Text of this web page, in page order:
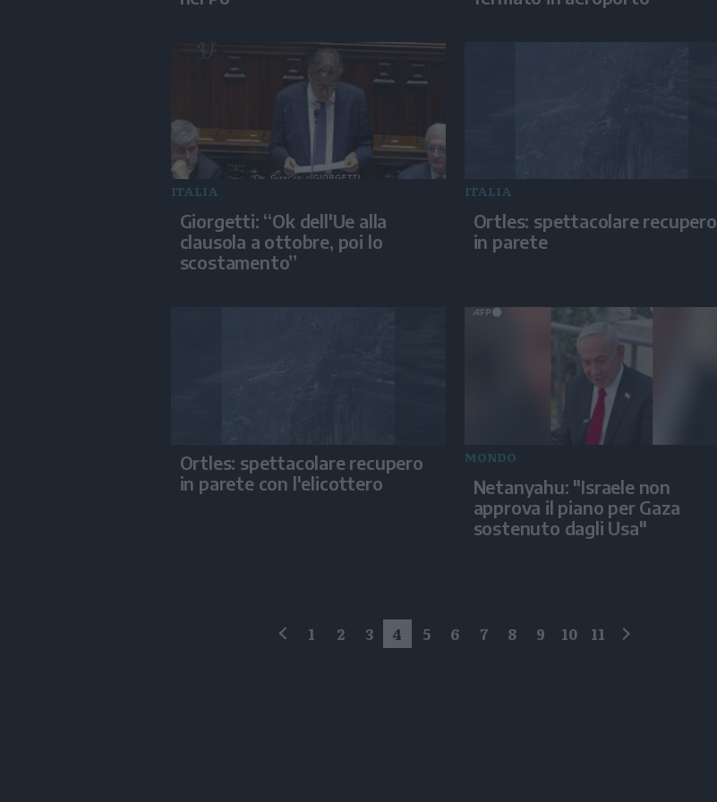
ITALIA
Giorgetti: “Ok dell'Ue alla
clausola a ottobre, poi lo
scostamento”
ITALIA
Ortles: spettacolare recupero
in parete
Ortles: spettacolare recupero
in parete con l'elicottero
MONDO
Netanyahu: "Israele non
approva il piano per Gaza
sostenuto dagli Usa"
1 2 3 4 5 6 7 8 9 10 11